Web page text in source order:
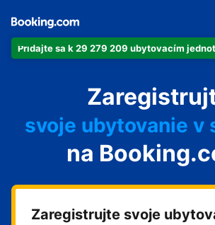
Pridajte sa k 29 279 209 ubytovacím
svoj hotel
svoje ubytovanie v
svoj
svoje bed and
na
Zaregistrujte svoje